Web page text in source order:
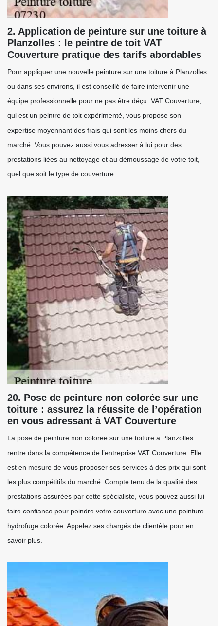
2. Application de peinture sur une toiture à
Planzolles : le peintre de toit VAT
Couverture pratique des tarifs abordables
Pour appliquer une nouvelle peinture sur une toiture à Planzolles
ou dans ses environs, il est conseillé de faire intervenir une
équipe professionnelle pour ne pas être déçu. VAT Couverture,
qui est un peintre de toit expérimenté, vous propose son
expertise moyennant des frais qui sont les moins chers du
marché. Vous pouvez aussi vous adresser à lui pour des
prestations liées au nettoyage et au démoussage de votre toit,
quel que soit le type de couverture.
20. Pose de peinture non colorée sur une
toiture : assurez la réussite de l’opération
en vous adressant à VAT Couverture
La pose de peinture non colorée sur une toiture à Planzolles
rentre dans la compétence de l’entreprise VAT Couverture. Elle
est en mesure de vous proposer ses services à des prix qui sont
les plus compétitifs du marché. Compte tenu de la qualité des
prestations assurées par cette spécialiste, vous pouvez aussi lui
faire confiance pour peindre votre couverture avec une peinture
hydrofuge colorée. Appelez ses chargés de clientèle pour en
savoir plus.